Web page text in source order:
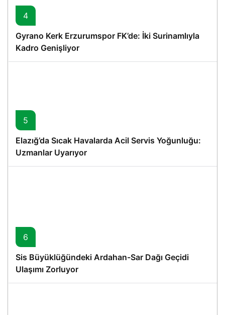
4
Gyrano Kerk Erzurumspor FK’de: İki Surinamlıyla
Kadro Genişliyor
5
Elazığ’da Sıcak Havalarda Acil Servis Yoğunluğu:
Uzmanlar Uyarıyor
6
Sis Büyüklüğündeki Ardahan-Sar Dağı Geçidi
Ulaşımı Zorluyor